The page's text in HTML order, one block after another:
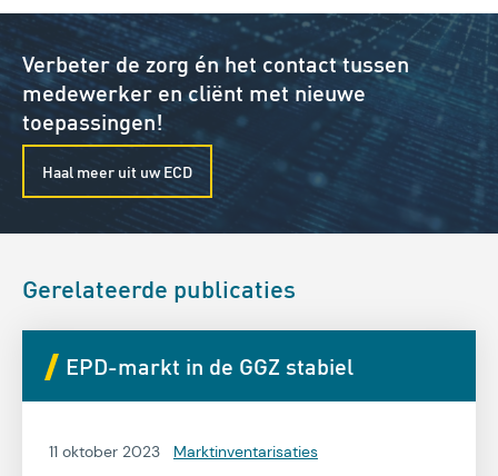
Verbeter de zorg én het contact tussen
medewerker en cliënt met nieuwe
toepassingen!
Haal meer uit uw ECD
Gerelateerde publicaties
EPD-markt in de GGZ stabiel
11 oktober 2023 Marktinventarisaties